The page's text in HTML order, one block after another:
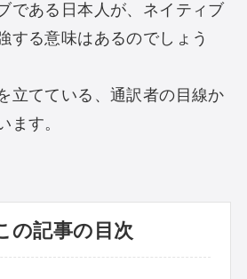
である日本人が、ネイティブ
する意味はあるのでしょう
立てている、通訳者の目線か
ます。
の記事の目次